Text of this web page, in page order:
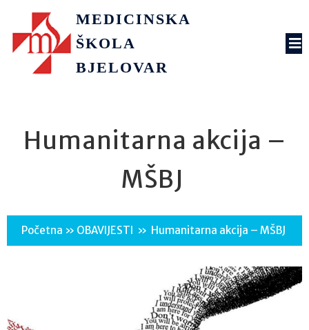
MEDICINSKA
ŠKOLA
BJELOVAR
Humanitarna akcija –
MŠBJ
Početna » OBAVIJESTI » Humanitarna akcija – MŠBJ